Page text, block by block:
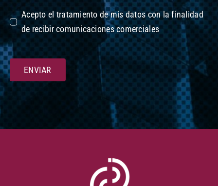
Acepto el tratamiento de mis datos con la finalidad
de recibir comunicaciones comerciales
ENVIAR